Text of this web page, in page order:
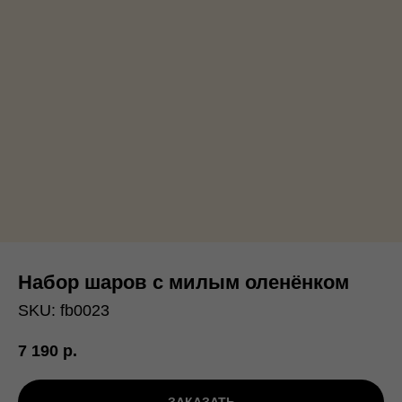
Набор шаров с милым оленёнком
SKU: fb0023
7 190 р.